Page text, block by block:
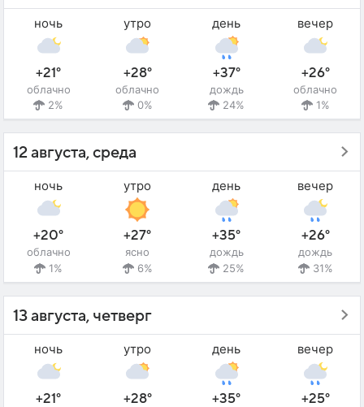
ночь
+21°
облачно
2%
утро
+28°
облачно
0%
день
+37°
дождь
24%
вечер
+26°
облачно
1%
12 августа, среда
ночь
+20°
облачно
1%
утро
+27°
ясно
6%
день
+35°
дождь
25%
вечер
+26°
дождь
31%
13 августа, четверг
ночь
+21°
утро
+28°
день
+35°
вечер
+25°